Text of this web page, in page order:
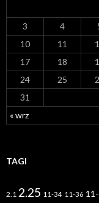
« wrz
3
4
10
11
17
18
24
25
31
TAGI
2.1 2.25 11-34 11-36